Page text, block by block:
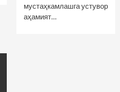
мустаҳкамлашга устувор
аҳамият…